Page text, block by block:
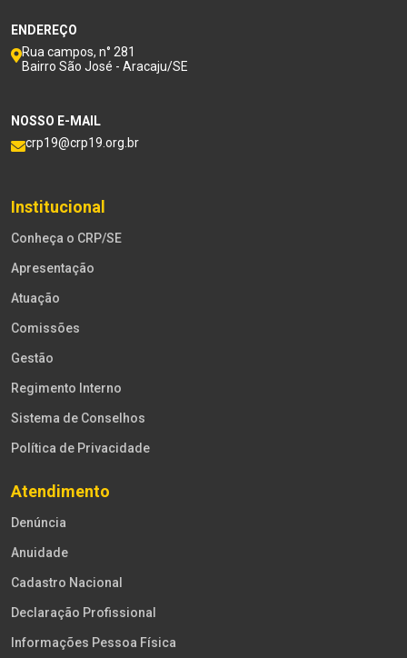
ENDEREÇO
Rua campos, n° 281
Bairro São José - Aracaju/SE
NOSSO E-MAIL
crp19@crp19.org.br
Institucional
Conheça o CRP/SE
Apresentação
Atuação
Comissões
Gestão
Regimento Interno
Sistema de Conselhos
Política de Privacidade
Atendimento
Denúncia
Anuidade
Cadastro Nacional
Declaração Profissional
Informações Pessoa Física